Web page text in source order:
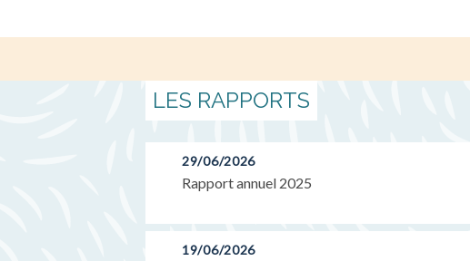
LES RAPPORTS
29/06/2026
Rapport annuel 2025
19/06/2026